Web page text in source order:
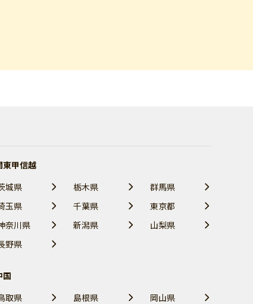
東甲信越
城県
栃木県
群馬県
玉県
千葉県
東京都
奈川県
新潟県
山梨県
野県
国
取県
島根県
岡山県